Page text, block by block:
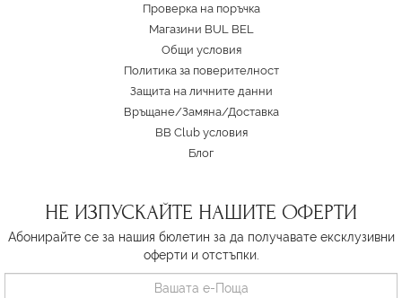
Проверка на поръчка
Магазини BUL BEL
Oбщи условия
Политика за поверителност
Защита на личните данни
Връщане/Замяна/Доставка
BB Club условия
Блог
НЕ ИЗПУСКАЙТЕ НАШИТЕ ОФЕРТИ
Абонирайте се за нашия бюлетин за да получавате ексклузивни
оферти и отстъпки.